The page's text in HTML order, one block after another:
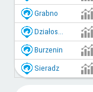
Grabno
Działos...
Burzenin
Sieradz